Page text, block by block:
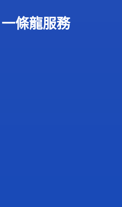
條龍服務